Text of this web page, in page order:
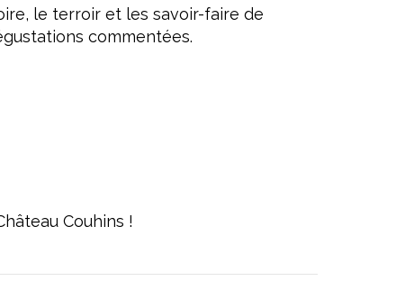
le terroir et les savoir-faire de
commentées.
Couhins !